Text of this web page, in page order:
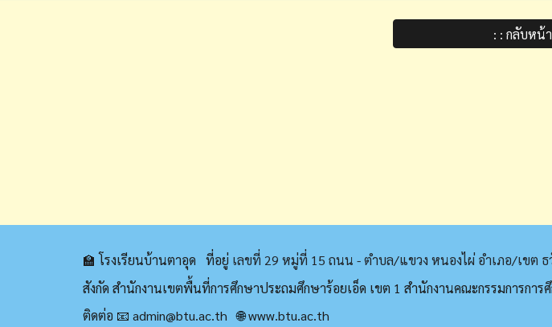
: : กลับหน้
🏫 โรงเรียนบ้านตาอุด ที่อยู่ เลขที่ 29 หมู่ที่ 15 ถนน - ตำบล/แขวง หนองไผ่ อำเภอ/เขต
สังกัด สำนักงานเขตพื้นที่การศึกษาประถมศึกษาร้อยเอ็ด เขต 1 สำนักงานคณะกรรมการกา
ติดต่อ 📧 admin@btu.ac.th 🌐www.btu.ac.th